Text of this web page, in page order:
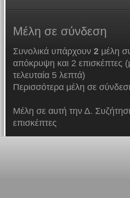
Μέλη σε σύνδεση
Συνολικά υπάρχουν 2μέλη
απόκρυψη και 2 επισκέπτες
τελευταία 5 λεπτά)
Περισσότερα μέλη σε
Μέλη σε αυτή την Δ.
επισκέπτες